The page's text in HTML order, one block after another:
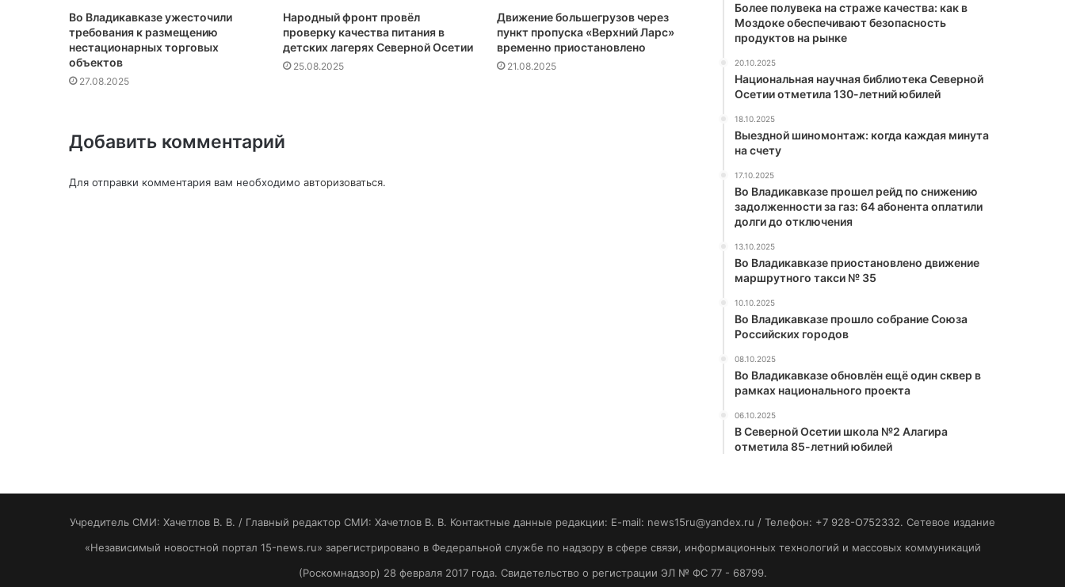
Во Владикавказе ужесточили
требования к размещению
нестационарных торговых
объектов
27.08.2025
Народный фронт провёл
проверку качества питания в
детских лагерях Северной Осетии
25.08.2025
Движение большегрузов через
пункт пропуска «Верхний Ларс»
временно приостановлено
21.08.2025
Добавить комментарий
Для отправки комментария вам необходимо авторизоваться.
Более полувека на страже качества: как в
Моздоке обеспечивают безопасность
продуктов на рынке
20.10.2025
Национальная научная библиотека Северной
Осетии отметила 130-летний юбилей
18.10.2025
Выездной шиномонтаж: когда каждая минута
на счету
17.10.2025
Во Владикавказе прошел рейд по снижению
задолженности за газ: 64 абонента оплатили
долги до отключения
13.10.2025
Во Владикавказе приостановлено движение
маршрутного такси № 35
10.10.2025
Во Владикавказе прошло собрание Союза
Российских городов
08.10.2025
Во Владикавказе обновлён ещё один сквер в
рамках национального проекта
06.10.2025
В Северной Осетии школа №2 Алагира
отметила 85-летний юбилей
Учредитель СМИ: Хaчeтлoв B. B. / Главный редактор СМИ: Хaчeтлoв B. B. Контактные данные редакции: E-mail: news15ru@yandex.ru / Телефон: +7 928-O752332. Сетевое издание
«Независимый новостной портал 15-news.ru» зарегистрировано в Федеральной службе по надзору в сфере связи, информационных технологий и массовых коммуникаций
(Роскомнадзор) 28 февраля 2017 года. Свидетельство о регистрации ЭЛ № ФС 77 - 68799.